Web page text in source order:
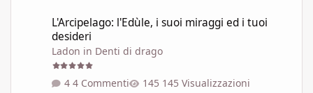
L'Arcipelago: l'Edùle, i suoi miraggi ed i tuoi
desideri
Ladon in Denti di drago
4 Commenti 145 Visualizzazioni